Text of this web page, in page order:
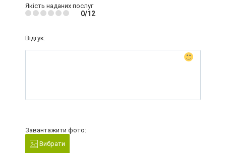
Якість наданих послуг
0/12
Відгук:
Завантажити фото:
Вибрати